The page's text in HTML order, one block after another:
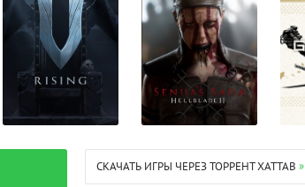
СКАЧАТЬ ИГРЫ ЧЕРЕЗ ТОРРЕНТ XATTAB »